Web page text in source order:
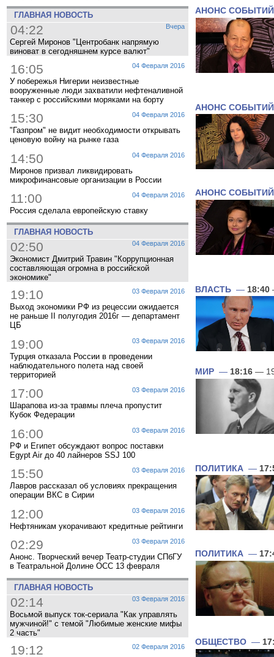
ГЛАВНАЯ НОВОСТЬ
Вчера
04:22
Сергей Миронов "Центробанк напрямую
виноват в сегодняшнем курсе валют"
04 Февраля 2016
16:05
У побережья Нигерии неизвестные
вооруженные люди захватили нефтеналивной
танкер с российскими моряками на борту
04 Февраля 2016
15:30
"Газпром" не видит необходимости открывать
ценовую войну на рынке газа
04 Февраля 2016
14:50
Миронов призвал ликвидировать
микрофинансовые организации в России
04 Февраля 2016
11:00
Россия сделала европейскую ставку
ГЛАВНАЯ НОВОСТЬ
04 Февраля 2016
02:50
Экономист Дмитрий Травин "Коррупционная
составляющая огромна в российской
экономике"
03 Февраля 2016
19:10
Выход экономики РФ из рецессии ожидается
не раньше II полугодия 2016г — департамент
ЦБ
03 Февраля 2016
19:00
Турция отказала России в проведении
наблюдательного полета над своей
территорией
03 Февраля 2016
17:00
Шарапова из-за травмы плеча пропустит
Кубок Федерации
03 Февраля 2016
16:00
РФ и Египет обсуждают вопрос поставки
Egypt Air до 40 лайнеров SSJ 100
03 Февраля 2016
15:50
Лавров рассказал об условиях прекращения
операции ВКС в Сирии
03 Февраля 2016
12:00
Нефтяникам укорачивают кредитные рейтинги
03 Февраля 2016
02:29
Анонс. Творческий вечер Театр-студии СПбГУ
в Театральной Долине ОСС 13 февраля
ГЛАВНАЯ НОВОСТЬ
03 Февраля 2016
02:14
Восьмой выпуск ток-сериала "Как управлять
мужчиной!" с темой "Любимые женские мифы
2 часть"
02 Февраля 2016
19:12
АНОНС СОБЫТИЙ
АНОНС СОБЫТИЙ
АНОНС СОБЫТИЙ
ВЛАСТЬ — 18:40
МИР — 18:16 —
ПОЛИТИКА —
ПОЛИТИКА —
ОБЩЕСТВО —